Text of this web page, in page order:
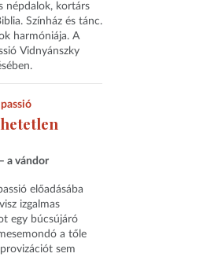
népdalok, kortárs
Színház és tánc.
harmóniája. A
Vidnyánszky
a vándor
előadásába
izgalmas
egy búcsújáró
a tőle
sem